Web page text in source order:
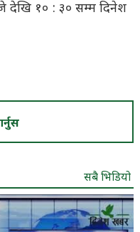
देखि १० : ३० सम्म दिनेश
सबै भिडियो